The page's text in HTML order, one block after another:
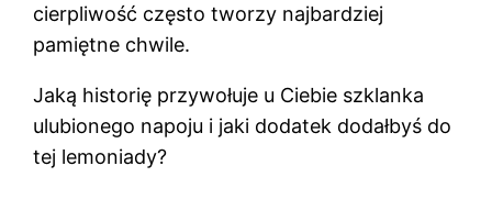
cierpliwość często tworzy najbardziej
pamiętne chwile.
Jaką historię przywołuje u Ciebie szklanka
ulubionego napoju i jaki dodatek dodałbyś do
tej lemoniady?